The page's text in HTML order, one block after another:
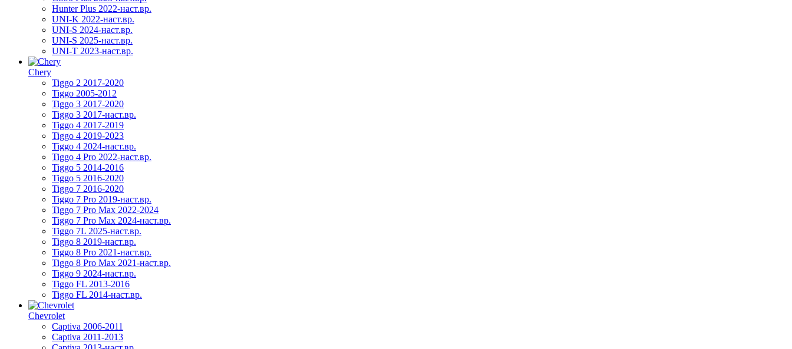
Hunter Plus 2022-наст.вр.
UNI-K 2022-наст.вр.
UNI-S 2024-наст.вр.
UNI-S 2025-наст.вр.
UNI-T 2023-наст.вр.
Chery
Tiggo 2 2017-2020
Tiggo 2005-2012
Tiggo 3 2017-2020
Tiggo 3 2017-наст.вр.
Tiggo 4 2017-2019
Tiggo 4 2019-2023
Tiggo 4 2024-наст.вр.
Tiggo 4 Pro 2022-наст.вр.
Tiggo 5 2014-2016
Tiggo 5 2016-2020
Tiggo 7 2016-2020
Tiggo 7 Pro 2019-наст.вр.
Tiggo 7 Pro Max 2022-2024
Tiggo 7 Pro Max 2024-наст.вр.
Tiggo 7L 2025-наст.вр.
Tiggo 8 2019-наст.вр.
Tiggo 8 Pro 2021-наст.вр.
Tiggo 8 Pro Max 2021-наст.вр.
Tiggo 9 2024-наст.вр.
Tiggo FL 2013-2016
Tiggo FL 2014-наст.вр.
Chevrolet
Captiva 2006-2011
Captiva 2011-2013